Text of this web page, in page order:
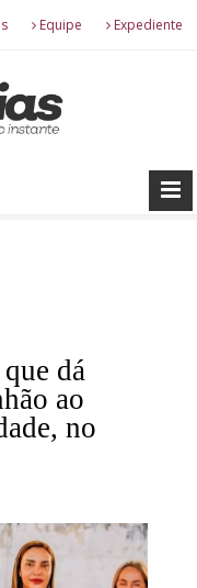
Equipe Expediente
dá
ao
no